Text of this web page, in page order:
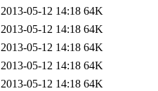
2013-05-12 14:18 64K
2013-05-12 14:18 64K
2013-05-12 14:18 64K
2013-05-12 14:18 64K
2013-05-12 14:18 64K